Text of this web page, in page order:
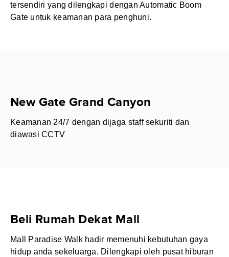
tersendiri yang dilengkapi dengan Automatic Boom
Gate untuk keamanan para penghuni.
New Gate Grand Canyon
Keamanan 24/7 dengan dijaga staff sekuriti dan
diawasi CCTV
Beli Rumah Dekat Mall
Mall Paradise Walk hadir memenuhi kebutuhan gaya
hidup anda sekeluarga. Dilengkapi oleh pusat hiburan